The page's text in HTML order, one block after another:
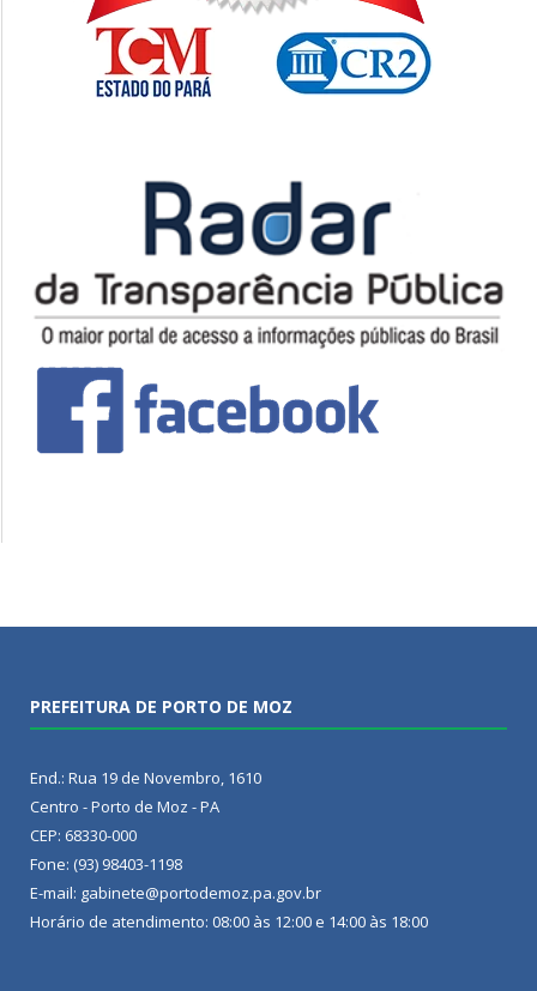
PREFEITURA DE PORTO DE MOZ
End.: Rua 19 de Novembro, 1610
Centro - Porto de Moz - PA
CEP: 68330-000
Fone: (93) 98403-1198
E-mail: gabinete@portodemoz.pa.gov.br
Horário de atendimento: 08:00 às 12:00 e 14:00 às 18:00